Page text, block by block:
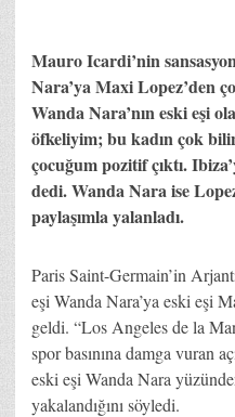
Mauro Icardi’nin
Nara’ya Maxi Lopez’den
Wanda Nara’nın eski eşi
öfkeliyim; bu kadın çok
çocuğum pozitif çıktı.
dedi. Wanda Nara ise
paylaşımla yalanladı.
Paris Saint-Germain’in
eşi Wanda Nara’ya eski eşi
geldi. “Los Angeles de la
spor basınına damga vuran
eski eşi Wanda Nara
yakalandığını söyledi.